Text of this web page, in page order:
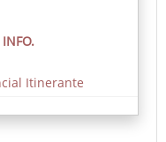
o directamente
Itinerante